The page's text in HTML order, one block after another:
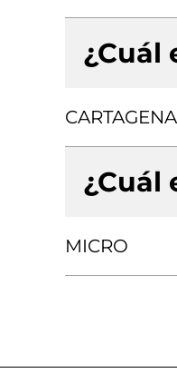
¿Cuál
CARTAGENA
¿Cuál
MICRO